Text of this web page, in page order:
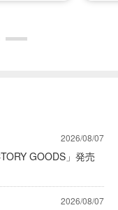
2026/08/07
GOODS」発売
2026/08/07